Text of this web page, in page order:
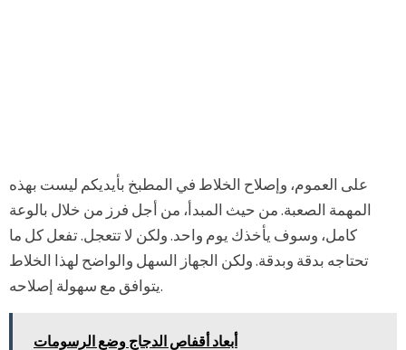
على العموم، وإصلاح الخلاط في المطبخ بأيديكم ليست بهذه
المهمة الصعبة. من حيث المبدأ، من أجل فرز من خلال بالوعة
كامل، وسوف يأخذك يوم واحد. ولكن لا تتعجل. تفعل كل ما
تحتاجه بدقة وبدقة. ولكن الجهاز السهل والواضح لهذا الخلاط
يتوافق مع سهولة إصلاحه.
أبعاد أقفاص الدجاج وضع الرسومات